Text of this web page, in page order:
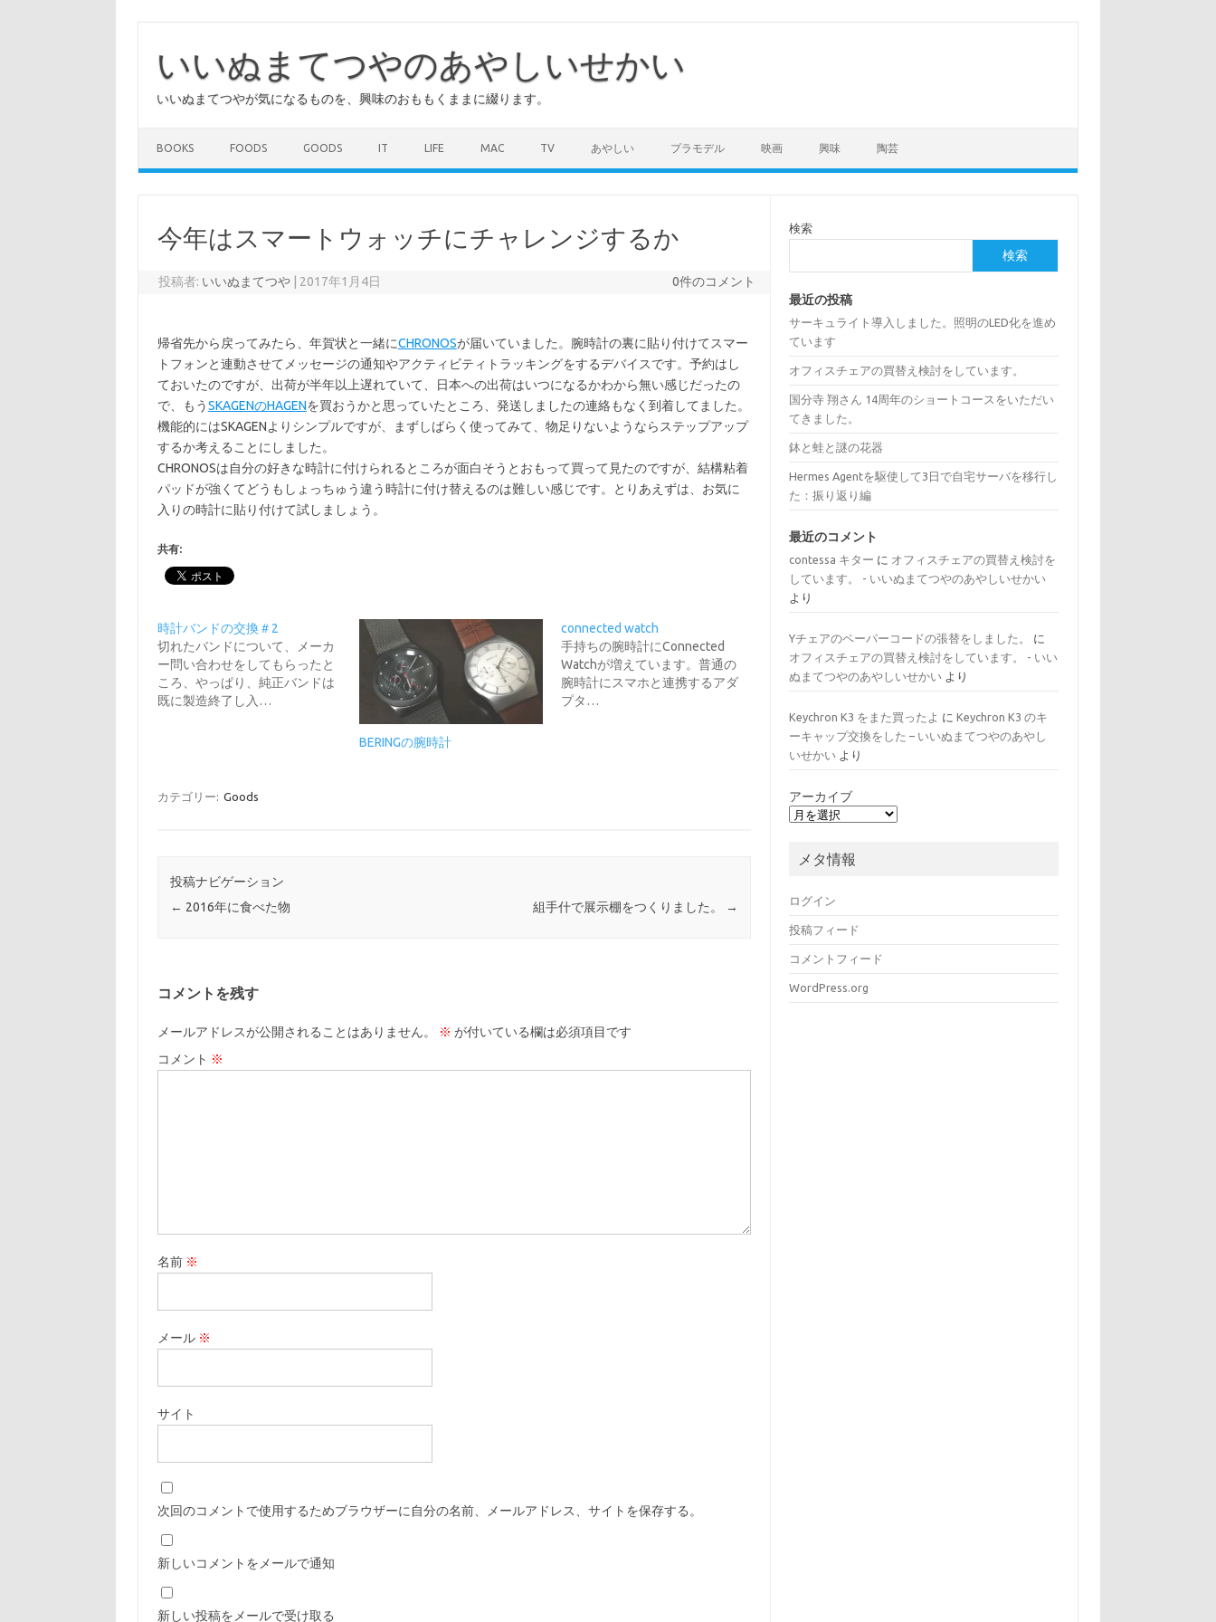
いいぬまてつやのあやしいせかい
いいぬまてつやが気になるものを、興味のおももくままに綴ります。
BOOKS FOODS GOODS IT LIFE MAC TV あやしい プラモデル 映画 興味 陶芸
今年はスマートウォッチにチャレンジするか
投稿者: いいぬまてつや 2017年1月4日 0件のコメント
帰省先から戻ってみたら、年賀状と一緒にCHRONOSが届いていました。腕時計の裏に貼り付けてスマー
トフォンと連動させてメッセージの通知やアクティビティトラッキングをするデバイスです。予約はし
ておいたのですが、出荷が半年以上遅れていて、日本への出荷はいつになるかわから無い感じだったの
で、もうSKAGENのHAGENを買おうかと思っていたところ、発送しましたの連絡もなく到着してました。
機能的にはSKAGENよりシンプルですが、まずしばらく使ってみて、物足りないようならステップアップ
するか考えることにしました。
CHRONOSは自分の好きな時計に付けられるところが面白そうとおもって買って見たのですが、結構粘着
パッドが強くてどうもしょっちゅう違う時計に付け替えるのは難しい感じです。とりあえずは、お気に
入りの時計に貼り付けて試しましょう。
共有:
時計バンドの交換＃2
切れたバンドについて、メーカ
ー問い合わせをしてもらったと
ころ、やっぱり、純正バンドは
既に製造終了し入…
BERINGの腕時計
connected watch
手持ちの腕時計にConnected
Watchが増えています。普通の
腕時計にスマホと連携するアダ
プタ…
カテゴリー: Goods
投稿ナビゲーション
← 2016年に食べた物 組手什で展示棚をつくりました。 →
コメントを残す
メールアドレスが公開されることはありません。 ※ が付いている欄は必須項目です
コメント ※
名前 ※
メール ※
サイト
次回のコメントで使用するためブラウザーに自分の名前、メールアドレス、サイトを保存する。
新しいコメントをメールで通知
新しい投稿をメールで受け取る
検索
検索
最近の投稿
サーキュライト導入しました。照明のLED化を進め
ています
オフィスチェアの買替え検討をしています。
国分寺 翔さん 14周年のショートコースをいただい
てきました。
鉢と蛙と謎の花器
Hermes Agentを駆使して3日で自宅サーバを移行し
た：振り返り編
最近のコメント
contessa キター に オフィスチェアの買替え検討を
しています。 - いいぬまてつやのあやしいせかい
より
Yチェアのペーパーコードの張替をしました。
に
オフィスチェアの買替え検討をしています。 - いい
ぬまてつやのあやしいせかい より
Keychron K3 をまた買ったよ にKeychron K3 のキ
ーキャップ交換をした – いいぬまてつやのあやし
いせかい より
アーカイブ
メタ情報
ログイン
投稿フィード
コメントフィード
WordPress.org